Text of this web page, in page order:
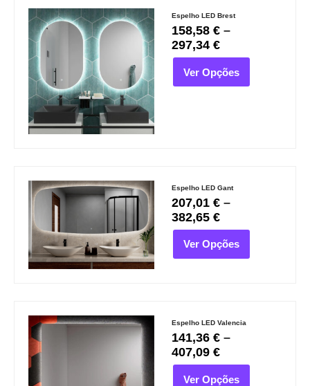
Espelho LED Brest
158,58 € –
297,34 €
Ver Opções
Espelho LED Gant
207,01 € –
382,65 €
Ver Opções
Espelho LED Valencia
141,36 € –
407,09 €
Ver Opções